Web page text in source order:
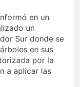
en un
un
Sur donde se
en sus
por la
a aplicar las